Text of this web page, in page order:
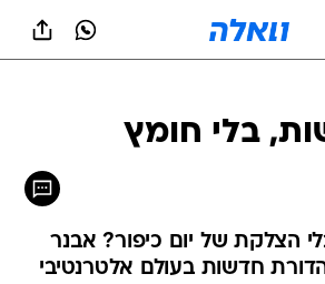
בלי חומץ
הצלקת של יום כיפור? אבנר
חדשות בעולם אלטרנטיבי